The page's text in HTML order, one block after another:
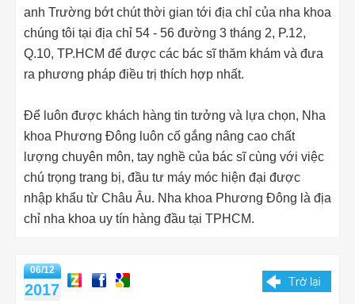
anh Trường bớt chút thời gian tới địa chỉ của nha khoa
chúng tôi tại địa chỉ 54 - 56 đường 3 tháng 2, P.12,
Q.10, TP.HCM để được các bác sĩ thăm khám và đưa
ra phương pháp điều trị thích hợp nhất.
Để luôn được khách hàng tin tưởng và lựa chọn, Nha
khoa Phương Đông luôn cố gắng nâng cao chất
lượng chuyên môn, tay nghề của bác sĩ cùng với việc
chú trọng trang bị, đầu tư máy móc hiện đại được
nhập khẩu từ Châu Âu. Nha khoa Phương Đông là địa
chỉ nha khoa uy tín hàng đầu tại TPHCM.
06/12
2017